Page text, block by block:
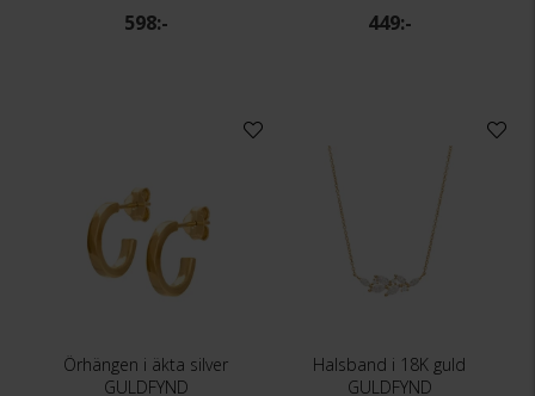
598:- 449:-
Örhängen i äkta silver
GULDFYND
Halsband i 18K guld
GULDFYND